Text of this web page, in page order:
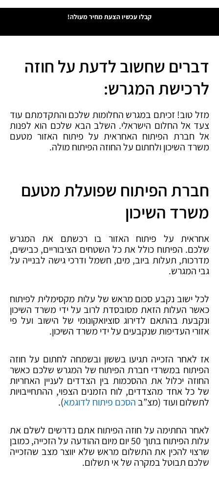
קבלו עכשיו הצעת מחיר מעולה!
דברים שחשוב לדעת על חוזה
לרכישת המגרש:
מזל טוב! זכיתם במגרש החלומות שלכם והתקדמתם עוד
צעד אל החלום הישראלי. השלב הבא שלכם הוא לפנות
אל חברת הפיתוח האחראית על פיתוח האזור מטעם
משרד השיכון ולחתום על החוזה הפיתוח מולה.
חברת הפיתוח שפועלת מטעם
משרד השיכון
אחראית על פיתוח האזור בו רכשתם את המגרש
שלכם. הפיתוח כולל את כל השטחים הציבוריים, כבישים,
מדרכות, תעלות ביוב, מים, חשמל ודרכי גישה לבנייה על
גבי המגרש.
לכל ישוב נקבע סכום מראש של עלות מקסימלית לפיתוח
כאשר העלות הזאת מסובסדת לרוב על ידי משרד השיכון
ונקבעת בהתאם לדירוג סוציואקונומי של הישוב ועל פי
אזורי העדיפות שנקבעים על ידי משרד השיכון.
אז לאחר הזכייה תגיעו בששון ובשמחה לחתום על חוזה
הפיתוח במשרדי חברת הפיתוח של המגרש שלכם כאשר
החוזה יכלול את ההסכמות בין הצדדים לעניין האחריות
של כל אחד מהצדדים, לוח הזמנים הצפוי, ההתחייבויות
לתשלום ועוד (מצ”ב הסכם פיתוח לדוגמא).
לאחר החתימה על חוזה הפיתוח אתם נדרשים לשלם את
עלות הפיתוח בתוך 50 יום מיום ההודעה על הזכייה, כמובן
שרצוי להכין את התשלום מראש שלא יווצר מצב שהזכייה
שלכם תבוטל במקרה של אי תשלום.